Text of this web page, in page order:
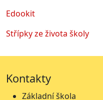
Edookit
Střípky ze života školy
Kontakty
Základní škola